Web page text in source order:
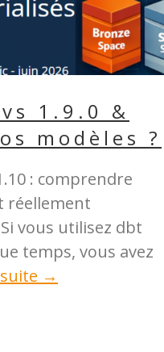
1.9.0 &
modèles ?
: comprendre
réellement
vous utilisez dbt
temps, vous avez
→